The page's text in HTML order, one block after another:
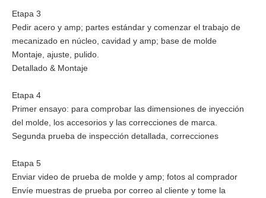
Etapa 3
Pedir acero y amp; partes estándar y comenzar el trabajo de
mecanizado en núcleo, cavidad y amp; base de molde
Montaje, ajuste, pulido.
Detallado & Montaje
Etapa 4
Primer ensayo: para comprobar las dimensiones de inyección
del molde, los accesorios y las correcciones de marca.
Segunda prueba de inspección detallada, correcciones
Etapa 5
Enviar video de prueba de molde y amp; fotos al comprador
Envíe muestras de prueba por correo al cliente y tome la